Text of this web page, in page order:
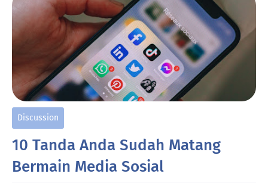
Discussion
10 Tanda Anda Sudah Matang
Bermain Media Sosial